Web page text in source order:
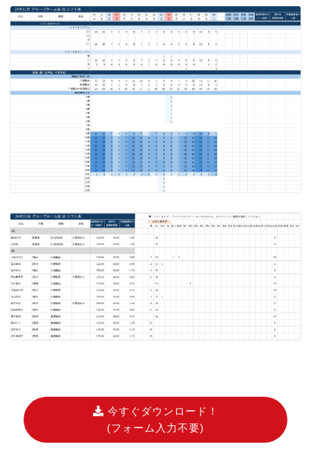
今すぐダウンロード！
(フォーム入力不要)